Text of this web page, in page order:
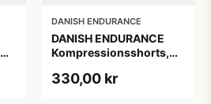
DANISH ENDURANCE
DANISH ENDURANCE
Kompressionsshorts,
330,00 kr